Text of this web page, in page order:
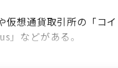
想通貨取引所の「コ
」などがある。